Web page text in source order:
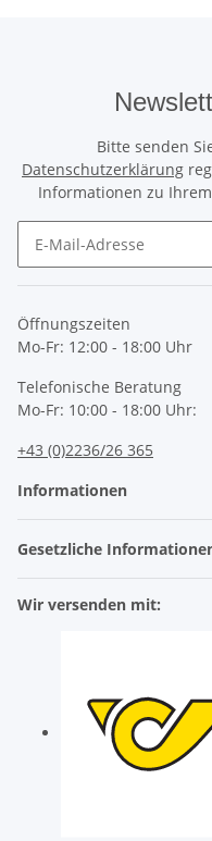
Bitte senden
Datenschutzerklärung
Informationen zu
Öffnungszeiten
Mo-Fr: 12:00 - 18:00 Uhr
Telefonische Beratung
Mo-Fr: 10:00 - 18:00 Uhr:
+43 (0)2236/26 365
Informationen
Gesetzliche
Wir versenden mit: